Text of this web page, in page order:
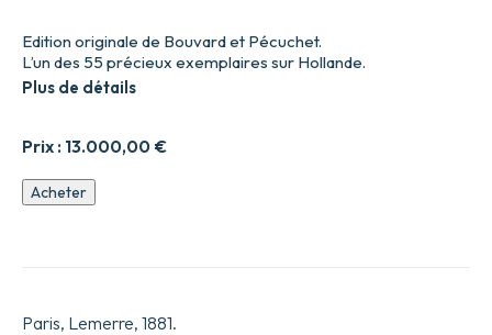
Prix : 13.000,00 €
Edition originale de Bouvard et Pécuchet.
L’un des 55 précieux exemplaires sur Hollande.
Plus de détails
quantité
de
Acheter
Paris, Lemerre, 1881.